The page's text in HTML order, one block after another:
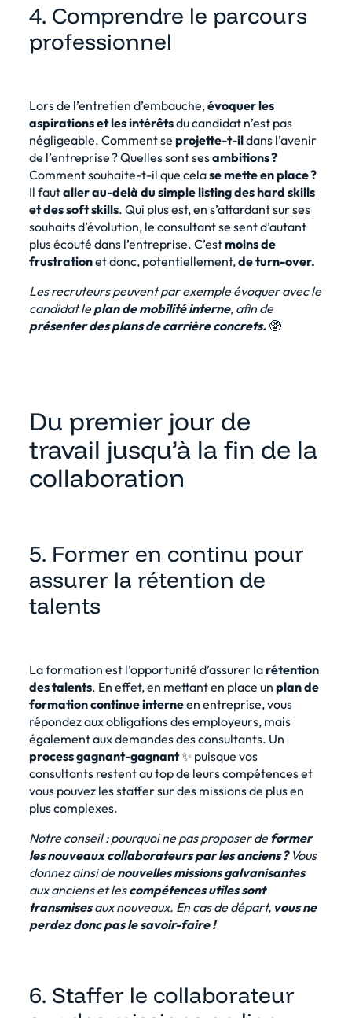
4. Comprendre le parcours
professionnel
Lors de l’entretien d’embauche,évoquer les
aspirations et les intérêtsdu candidat n’est pas
négligeable. Comment se projette-t-ildans l’avenir
de l’entreprise ? Quelles sont sesambitions ?
Comment souhaite-t-il que celase mette en place ?
Il fautaller au-delà du simple listing des hard skills
et des soft skills. Qui plus est, en s’attardant sur ses
souhaits d’évolution, le consultant se sent d’autant
plus écouté dans l’entreprise. C’estmoins de
frustrationetdonc, potentiellement,de turn-over.
Les recruteurs peuvent par exemple évoquer avec le
candidat leplan de mobilité interne, afin de
présenter des plans de carrière concrets. 🥸
Du premier jour de
travail jusqu’à la fin de la
collaboration
5. Former en continu pour
assurer la rétention de
talents
La formation est l’opportunité d’assurer larétention
des talents. En effet, en mettant en place un plan de
formation continue interneen entreprise, vous
répondez aux obligations des employeurs, mais
également aux demandes des consultants. Un
process gagnant-gagnant✨ puisque vos
consultants restent au top de leurs compétences et
vous pouvez les staffer sur des missions de plus en
plus complexes.
Notre conseil : pourquoi ne pas proposer deformer
les nouveaux collaborateurs par les anciens ?Vous
donnez ainsi denouvelles missions galvanisantes
aux anciens et lescompétences utiles sont
transmisesaux nouveaux. En cas de départ,vous ne
perdez donc pas le savoir-faire !
6. Staffer le collaborateur